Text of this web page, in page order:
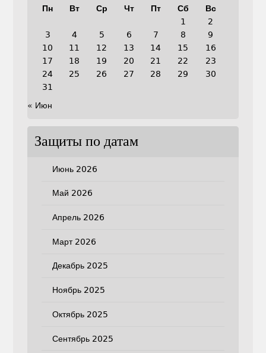
Пн Вт Ср Чт Пт Сб
Вс
1
2
3
4 5 6 7 8
9
10
11 12 13 14 15
16
17
18 19 20 21 22
23
24
25 26 27 28 29
30
31
« Июн
Защиты по датам
Июнь 2026
Май 2026
Апрель 2026
Март 2026
Декабрь 2025
Ноябрь 2025
Октябрь 2025
Сентябрь 2025